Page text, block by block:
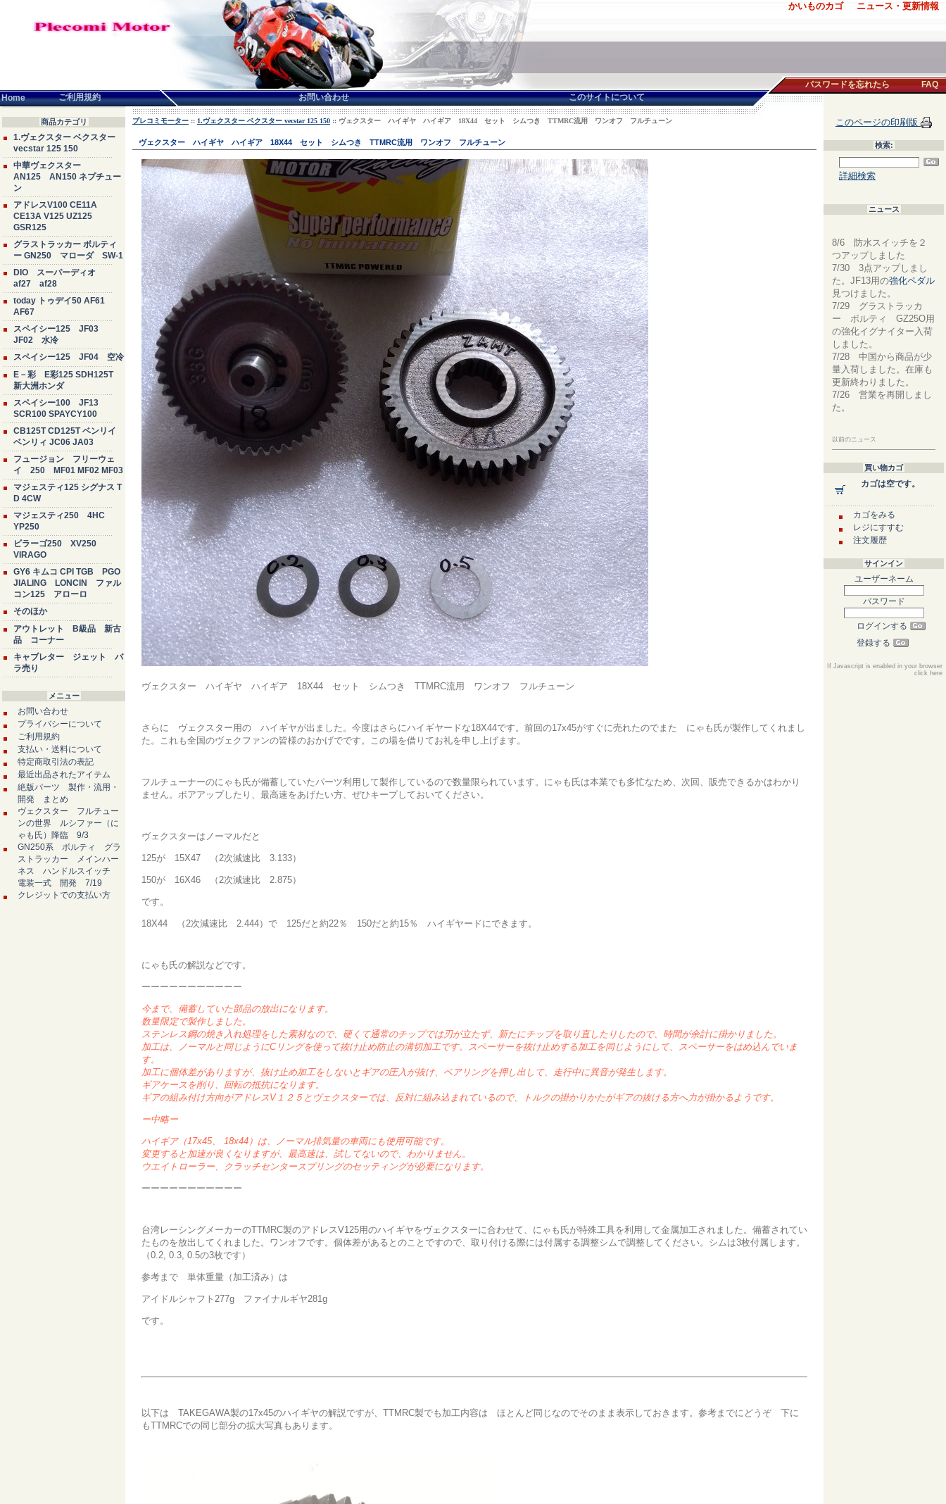
かいものカゴ ニュース・更新情報
Home ご利用規約 お問い合わせ このサイトについて
パスワードを忘れたら FAQ
商品カテゴリ
1.ヴェクスター ベクスター
vecstar 125 150
中華ヴェクスター
AN125 AN150 ネプチュー
ン
アドレスV100 CE11A
CE13A V125 UZ125
GSR125
グラストラッカー ボルティ
ー GN250 マローダ SW-1
DIO スーパーディオ
af27 af28
today トゥデイ50 AF61
AF67
スペイシー125 JF03
JF02 水冷
スペイシー125 JF04 空冷
E－彩 E彩125 SDH125T
新大洲ホンダ
スペイシー100 JF13
SCR100 SPAYCY100
CB125T CD125T ベンリイ
ベンリィ JC06 JA03
フュージョン フリーウェ
イ 250 MF01 MF02 MF03
マジェスティ125 シグナス T
D 4CW
マジェスティ250 4HC
YP250
ビラーゴ250 XV250
VIRAGO
GY6 キムコ CPI TGB PGO
JIALING LONCIN ファル
コン125 アローロ
そのほか
アウトレット B級品 新古
品 コーナー
キャブレター ジェット バ
ラ売り
メニュー
お問い合わせ
プライバシーについて
ご利用規約
支払い・送料について
特定商取引法の表記
最近出品されたアイテム
絶版パーツ 製作・流用・
開発 まとめ
ヴェクスター フルチュー
ンの世界 ルシファー（に
ゃも氏）降臨 9/3
GN250系 ボルティ グラ
ストラッカー メインハー
ネス ハンドルスイッチ
電装一式 開発 7/19
クレジットでの支払い方
プレコミモーター :: 1.ヴェクスター ベクスター vecstar 125 150 :: ヴェクスター ハイギヤ ハイギア 18X44 セット シムつき TTMRC流用 ワンオフ フルチューン
ヴェクスター ハイギヤ ハイギア 18X44 セット シムつき TTMRC流用 ワンオフ フルチューン
ヴェクスター ハイギヤ ハイギア 18X44 セット シムつき TTMRC流用 ワンオフ フルチューン
さらに ヴェクスター用の ハイギヤが出ました。今度はさらにハイギヤードな18X44です。前回の17x45がすぐに売れたのでまた にゃも氏が製作してくれまし
た。これも全国のヴェクファンの皆様のおかげでです。この場を借りてお礼を申し上げます。
フルチューナーのにゃも氏が備蓄していたパーツ利用して製作しているので数量限られています。にゃも氏は本業でも多忙なため、次回、販売できるかはわかり
ません。ボアアップしたり、最高速をあげたい方、ぜひキープしておいてください。
ヴェクスターはノーマルだと
125が 15X47 （2次減速比 3.133）
150が 16X46 （2次減速比 2.875）
です。
18X44 （2次減速比 2.444）で 125だと約22％ 150だと約15％ ハイギヤードにできます。
にゃも氏の解説などです。
ーーーーーーーーーーー
今まで、備蓄していた部品の放出になります。
数量限定で製作しました。
ステンレス鋼の焼き入れ処理をした素材なので、硬くて通常のチップでは刃が立たず、新たにチップを取り直したりしたので、時間が余計に掛かりました。
加工は、ノーマルと同じようにCリングを使って抜け止め防止の溝切加工です。スペーサーを抜け止めする加工を同じようにして、スペーサーをはめ込んでいま
す。
加工に個体差がありますが、抜け止め加工をしないとギアの圧入が抜け、ベアリングを押し出して、走行中に異音が発生します。
ギアケースを削り、回転の抵抗になります。
ギアの組み付け方向がアドレスV１２５とヴェクスターでは、反対に組み込まれているので、トルクの掛かりかたがギアの抜ける方へ力が掛かるようです。
ー中略ー
ハイギア（17x45、 18x44）は、ノーマル排気量の車両にも使用可能です。
変更すると加速が良くなりますが、最高速は、試してないので、わかりません。
ウエイトローラー、クラッチセンタースプリングのセッティングが必要になります。
ーーーーーーーーーーー
台湾レーシングメーカーのTTMRC製のアドレスV125用のハイギヤをヴェクスターに合わせて、にゃも氏が特殊工具を利用して金属加工されました。備蓄されてい
たものを放出してくれました。ワンオフです。個体差があるとのことですので、取り付ける際には付属する調整シムで調整してください。シムは3枚付属します。
（0.2, 0.3, 0.5の3枚です）
参考まで 単体重量（加工済み）は
アイドルシャフト277g ファイナルギヤ281g
です。
以下は TAKEGAWA製の17x45のハイギヤの解説ですが、TTMRC製でも加工内容は ほとんど同じなのでそのまま表示しておきます。参考までにどうぞ 下に
もTTMRCでの同じ部分の拡大写真もあります。
このページの印刷版
検索:
詳細検索
ニュース
8/6 防水スイッチを２
つアップしました
7/30 3点アップしまし
た。JF13用の強化ペダル
見つけました。
7/29 グラストラッカ
ー ボルティ GZ25O用
の強化イグナイター入荷
しました。
7/28 中国から商品が少
量入荷しました。在庫も
更新終わりました。
7/26 営業を再開しまし
た。
以前のニュース
買い物カゴ
カゴは空です。
カゴをみる
レジにすすむ
注文履歴
サインイン
ユーザーネーム
パスワード
ログインする
登録する
If Javascript is enabled in your browser
click here